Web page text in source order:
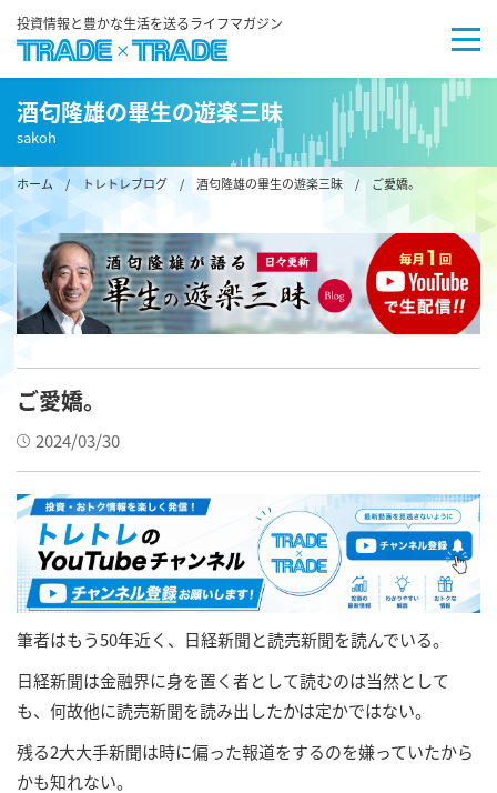
投資情報と豊かな生活を送るライフマガジン
酒匂隆雄の畢生の遊楽三昧
sakoh
ホーム/ トレトレブログ / 酒匂隆雄の畢生の遊楽三昧 / ご愛嬌。
ご愛嬌。
2024/03/30
筆者はもう50年近く、日経新聞と読売新聞を読んでいる。
日経新聞は金融界に身を置く者として読むのは当然として
も、何故他に読売新聞を読み出したかは定かではない。
残る2大大手新聞は時に偏った報道をするのを嫌っていたから
かも知れない。